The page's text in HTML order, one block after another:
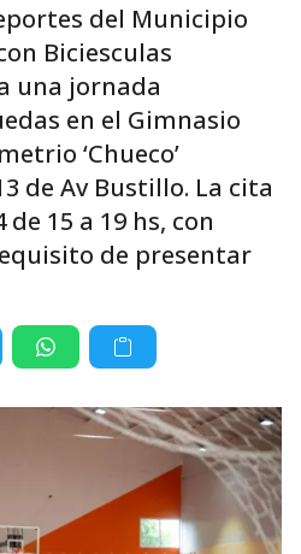
del Municipio
Biciesculas
una jornada
en el Gimnasio
‘Chueco’
de Av Bustillo. La cita
15 a 19 hs, con
de presentar